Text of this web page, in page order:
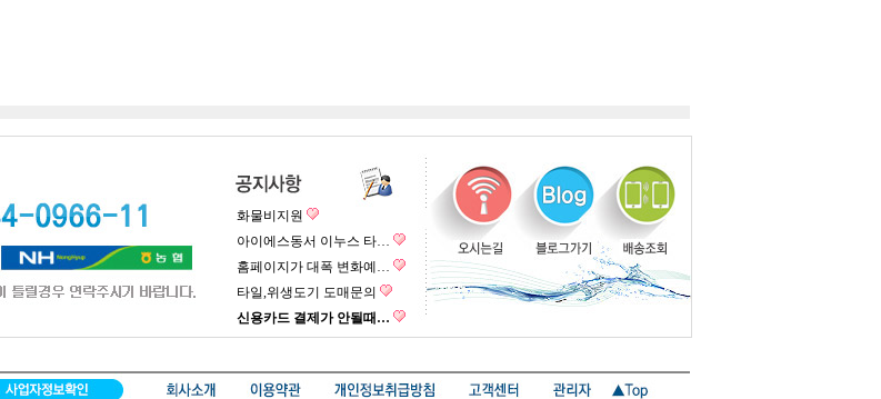
화물비지원
아이에스동서 이누스 타…
홈페이지가 대폭 변화예…
타일,위생도기 도매문의
신용카드 결제가 안될때…